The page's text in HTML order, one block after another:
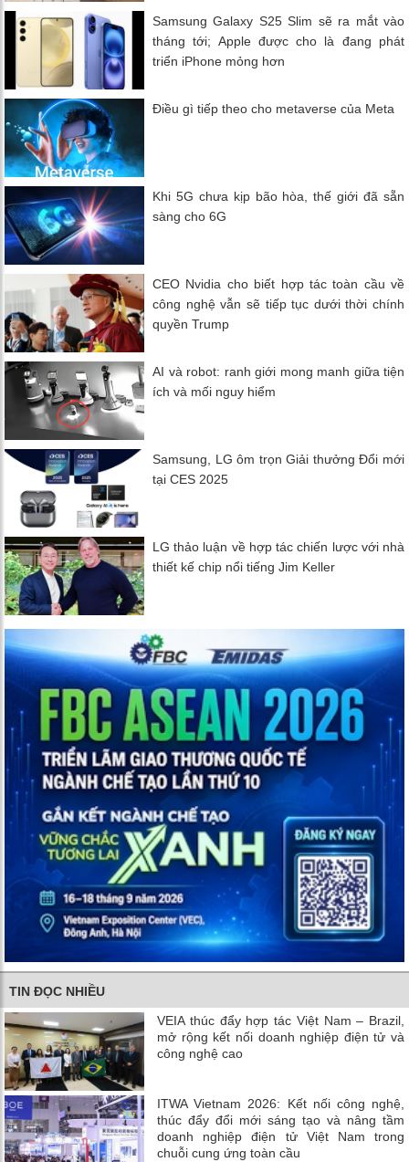
Samsung Galaxy S25 Slim sẽ ra mắt vào
tháng tới; Apple được cho là đang phát
triển iPhone mỏng hơn
Điều gì tiếp theo cho metaverse của Meta
Khi 5G chưa kịp bão hòa, thế giới đã sẵn
sàng cho 6G
CEO Nvidia cho biết hợp tác toàn cầu về
công nghệ vẫn sẽ tiếp tục dưới thời chính
quyền Trump
AI và robot: ranh giới mong manh giữa tiện
ích và mối nguy hiểm
Samsung, LG ôm trọn Giải thưởng Đổi mới
tại CES 2025
LG thảo luận về hợp tác chiến lược với nhà
thiết kế chip nổi tiếng Jim Keller
TIN ĐỌC NHIỀU
VEIA thúc đẩy hợp tác Việt Nam – Brazil,
mở rộng kết nối doanh nghiệp điện tử và
công nghệ cao
ITWA Vietnam 2026: Kết nối công nghệ,
thúc đẩy đổi mới sáng tạo và nâng tầm
doanh nghiệp điện tử Việt Nam trong
chuỗi cung ứng toàn cầu